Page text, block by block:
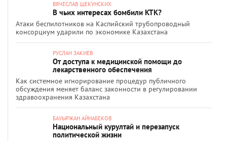
ВЯЧЕСЛАВ ЩЕКУНСКИХ
В чьих интересах бомбили КТК?
Атаки беспилотников на Каспийский трубопроводный
консорциум ударили по экономике Казахстана
РУСЛАН ЗАКИЕВ
От доступа к медицинской помощи до
лекарственного обеспечения
Как системное игнорирование процедур публичного
обсуждения меняет баланс законности в регулировании
здравоохранения Казахстана
БАУЫРЖАН АЙНАБЕКОВ
Национальный курултай и перезапуск
политической жизни